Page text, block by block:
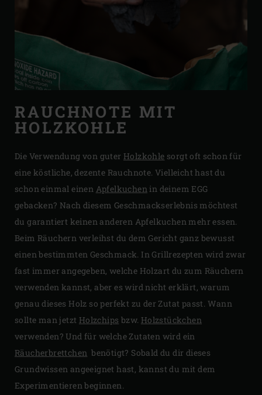
RAUCHNOTE MIT
HOLZKOHLE
Die Verwendung von guter Holzkohle sorgt oft schon für
eine köstliche, dezente Rauchnote. Vielleicht hast du
schon einmal einen Apfelkuchenin deinem EGG
gebacken? Nach diesem Geschmackserlebnis möchtest
du garantiert keinen anderen Apfelkuchen mehr essen.
Beim Räuchern verleihst du dem Gericht ganz bewusst
einen bestimmten Geschmack. In Grillrezepten wird zwar
fast immer angegeben, welche Holzart du zum Räuchern
verwenden kannst, aber es wird nicht erklärt, warum
genau dieses Holz so perfekt zu der Zutat passt. Wann
sollte man jetzt Holzchips bzw. Holzstückchen
verwenden? Und für welche Zutaten wird ein
Räucherbrettchen benötigt? Sobald du dir dieses
Grundwissen angeeignet hast, kannst du mit dem
Experimentieren beginnen.